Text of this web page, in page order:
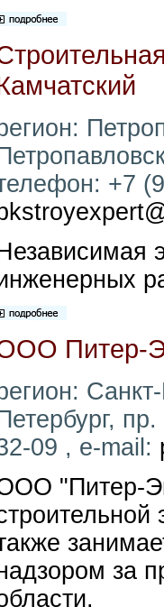
+7
Питер-
09 , e-mail:
"Питер-
за